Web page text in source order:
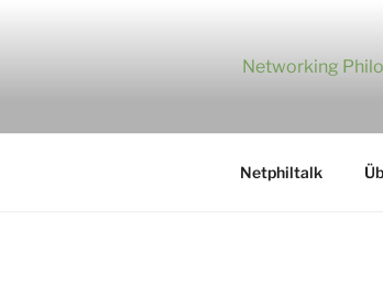
Networking
Netphiltalk